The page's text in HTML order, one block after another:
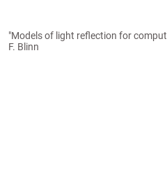
"Models of light reflection for
F. Blinn